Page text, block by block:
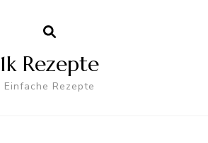
1k Rezepte
Einfache Rezepte